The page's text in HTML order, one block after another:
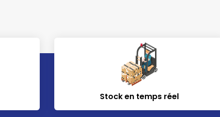
Stock en temps réel